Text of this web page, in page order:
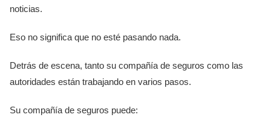
noticias.
Eso no significa que no esté pasando nada.
Detrás de escena, tanto su compañía de seguros como las
autoridades están trabajando en varios pasos.
Su compañía de seguros puede: